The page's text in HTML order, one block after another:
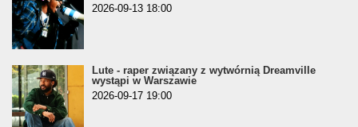
2026-09-13 18:00
Lute - raper związany z wytwórnią Dreamville
wystąpi w Warszawie
2026-09-17 19:00